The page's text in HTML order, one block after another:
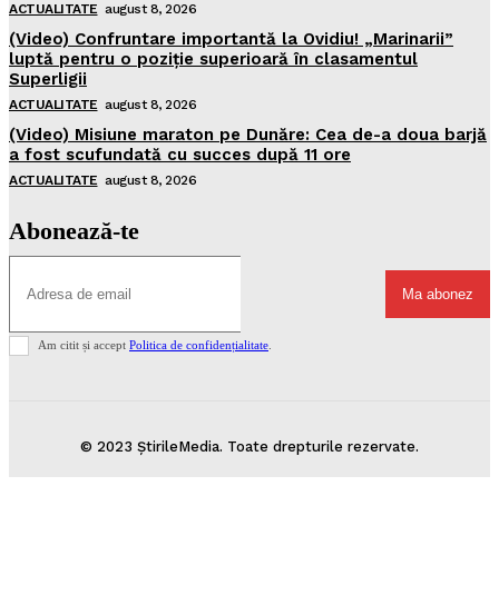
ACTUALITATE august 8, 2026
(Video) Confruntare importantă la Ovidiu! „Marinarii”
luptă pentru o poziție superioară în clasamentul
Superligii
ACTUALITATE august 8, 2026
(Video) Misiune maraton pe Dunăre: Cea de-a doua barjă
a fost scufundată cu succes după 11 ore
ACTUALITATE august 8, 2026
Abonează-te
Ma abonez
Am citit și accept Politica de confidențialitate
© 2023 ȘtirileMedia. Toate drepturile rezervate.